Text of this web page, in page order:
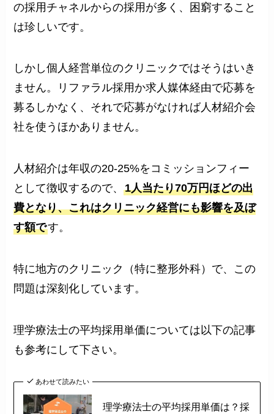
の採用チャネルからの採用が多く、困窮すること
は珍しいです。
しかし個人経営単位のクリニックではそうはいき
ません。リファラル採用か求人媒体経由で応募を
募るしかなく、それで応募がなければ人材紹介会
社を使うほかありません。
人材紹介は年収の20-25%をコミッションフィー
として徴収するので、1人当たり70万円ほどの出
費となり、これはクリニック経営にも影響を及ぼ
す額です。
特に地方のクリニック（特に整形外科）で、この
問題は深刻化しています。
理学療法士の平均採用単価については以下の記事
も参考にして下さい。
あわせて読みたい
理学療法士の平均採用単価は？採